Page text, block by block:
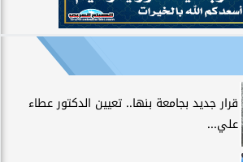
قرار جديد بجامعة بنها.. تعيين الدكتور عطاء
علي...